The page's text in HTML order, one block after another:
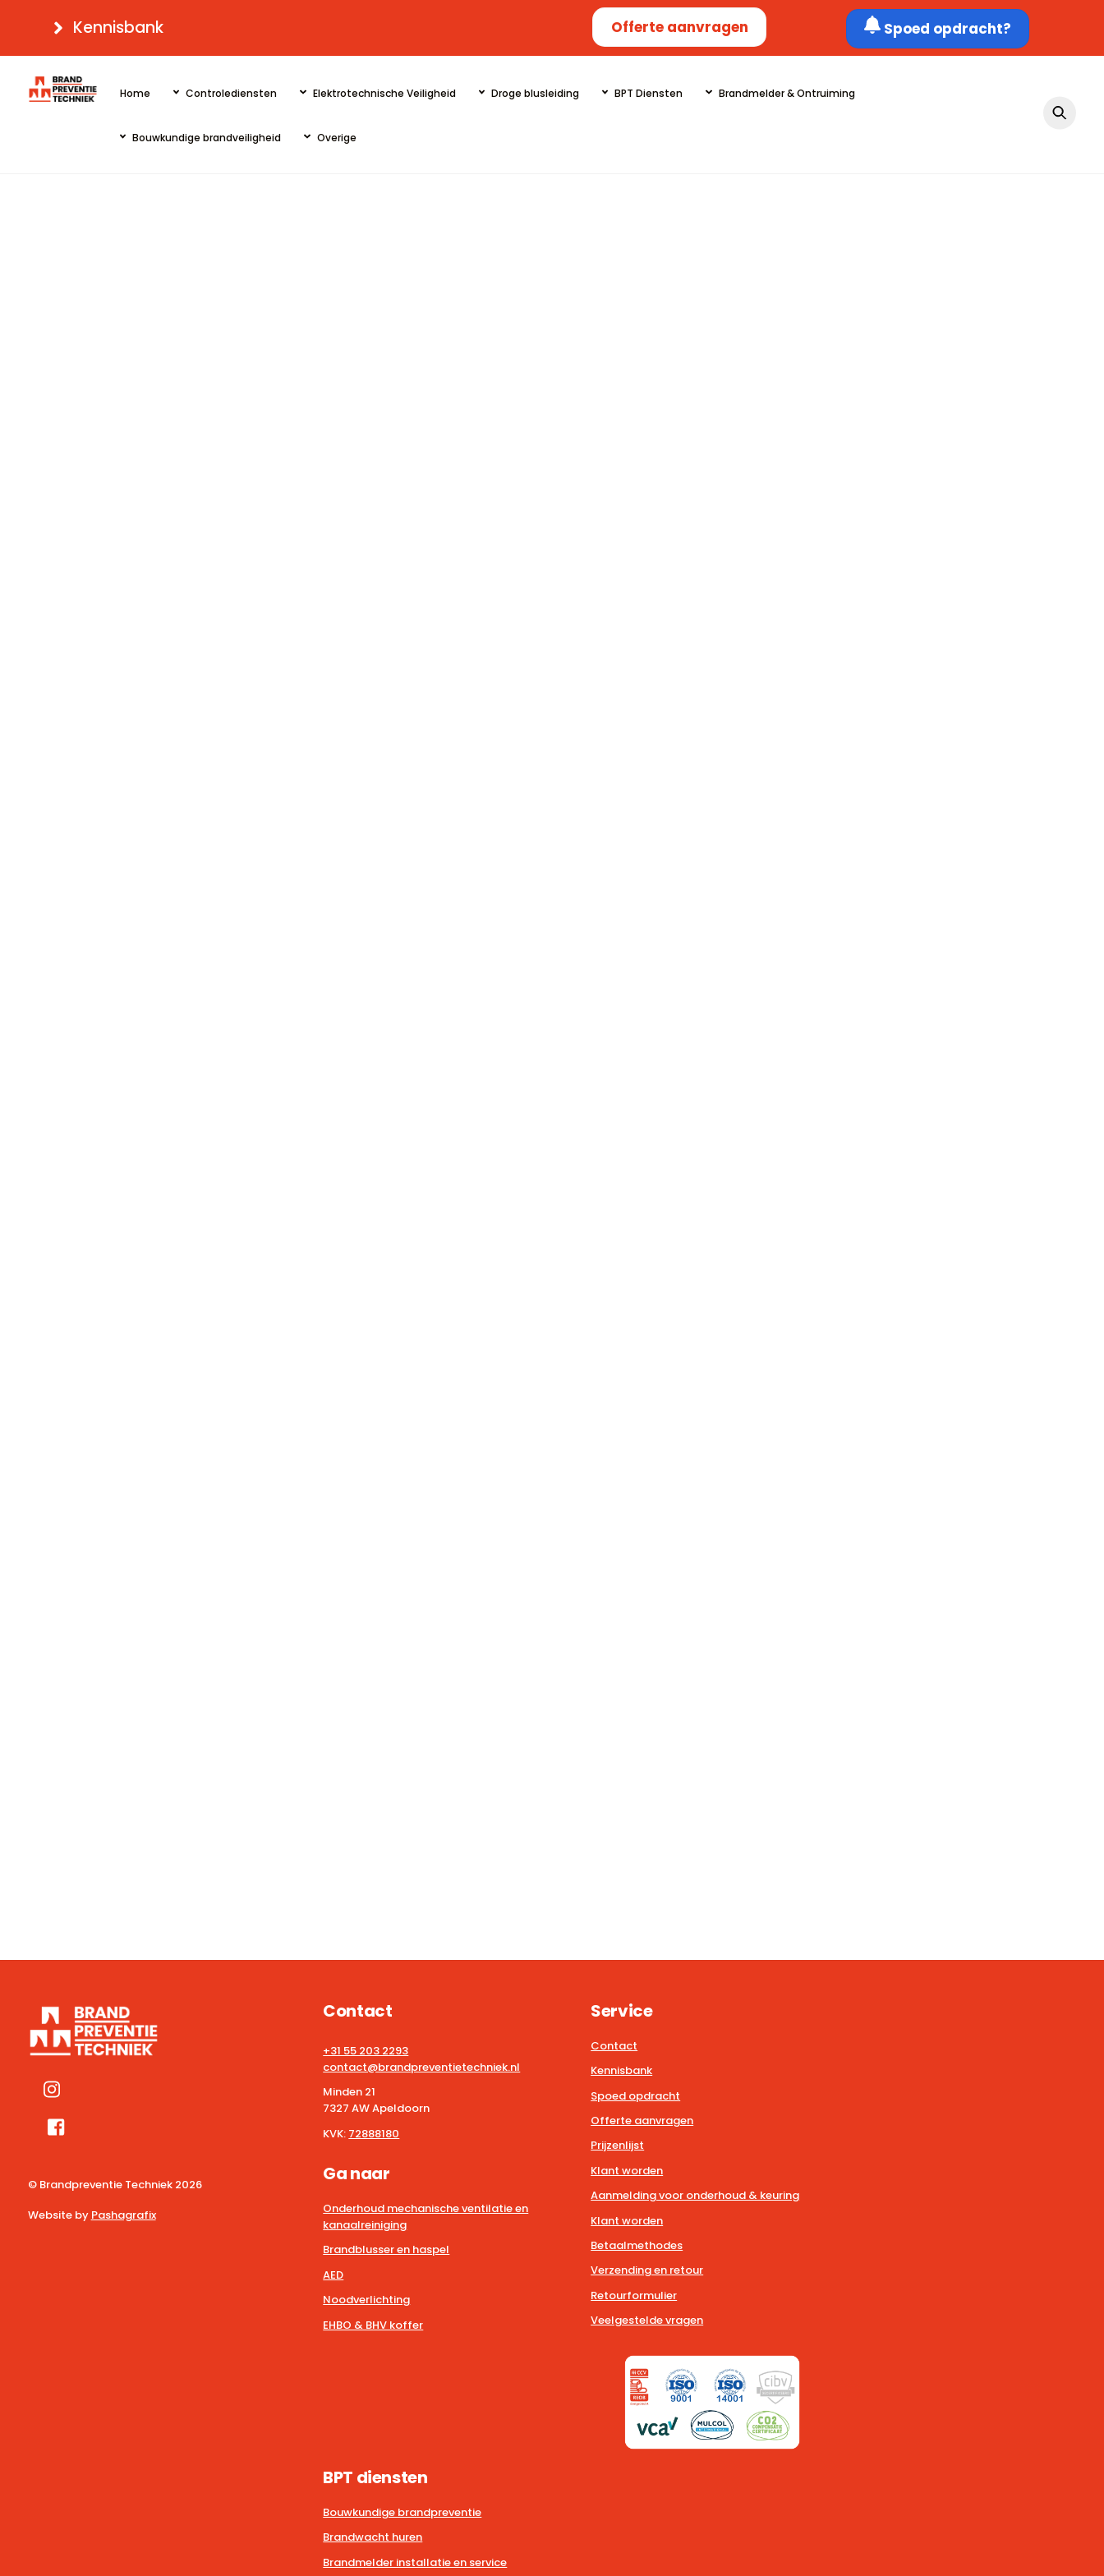
content
Kennisbank Offerte aanvragen Spoed opdracht?
Home Controlediensten Elektrotechnische Veiligheid Droge blusleiding BPT Diensten Brandmelder & Ontruiming
Bouwkundige brandveiligheid Overige
© Brandpreventie Techniek 2026
Website by Pashagrafix
Contact
+31 55 203 2293
contact@brandpreventietechniek.nl
Minden 21
7327 AW Apeldoorn
KVK: 72888180
Ga naar
Onderhoud mechanische ventilatie en
kanaalreiniging
Brandblusser en haspel
AED
Noodverlichting
EHBO & BHV koffer
Service
Contact
Kennisbank
Spoed opdracht
Offerte aanvragen
Prijzenlijst
Klant worden
Aanmelding voor onderhoud & keuring
Klant worden
Betaalmethodes
Verzending en retour
Retourformulier
Veelgestelde vragen
BPT diensten
Bouwkundige brandpreventie
Brandwacht huren
Brandmelder installatie en service